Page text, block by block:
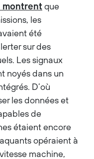
montrentque
les
été
sur des
Les signaux
noyés dans un
D’où
les données et
de
étaient encore
opéraient à
machine,